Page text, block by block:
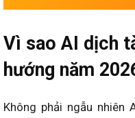
Vì sao AI dịch
hướng năm
Không phải ngẫu nhiên